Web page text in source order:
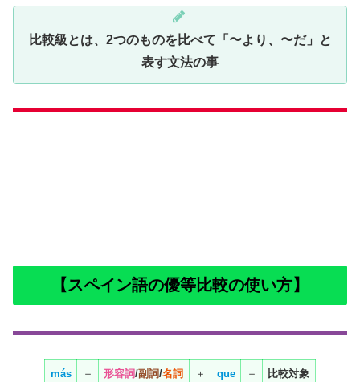
比較級とは、2つのものを比べて「〜より、〜だ」と
表す文法の事
【スペイン語の優等比較の使い方】
más ＋ 形容詞/副詞/名詞 ＋ que ＋ 比較対象